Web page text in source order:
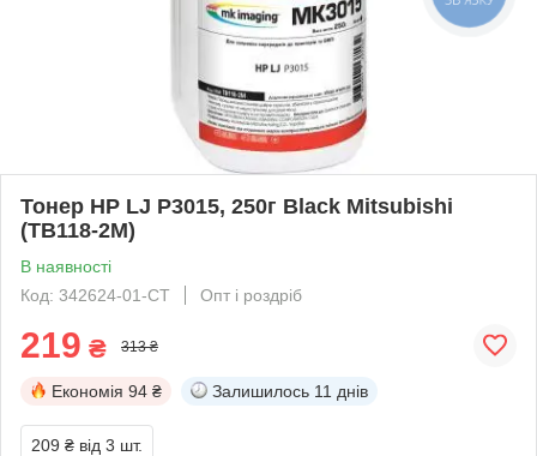
Тонер HP LJ P3015, 250г Black Mitsubishi
(TB118-2M)
В наявності
Код: 342624-01-СТ
Опт і роздріб
219 ₴ 313 ₴
Економія 94 ₴ Залишилось 11 днів
209 ₴ від 3 шт.